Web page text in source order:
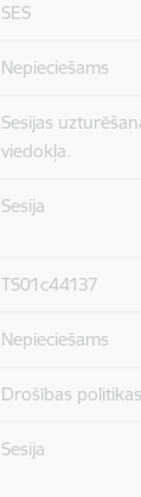
SES
Nepieciešams
Sesijas
viedokļa.
Sesija
TS01c44137
Nepieciešams
Drošības
Sesija